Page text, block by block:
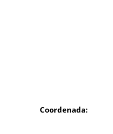
Coordenada: